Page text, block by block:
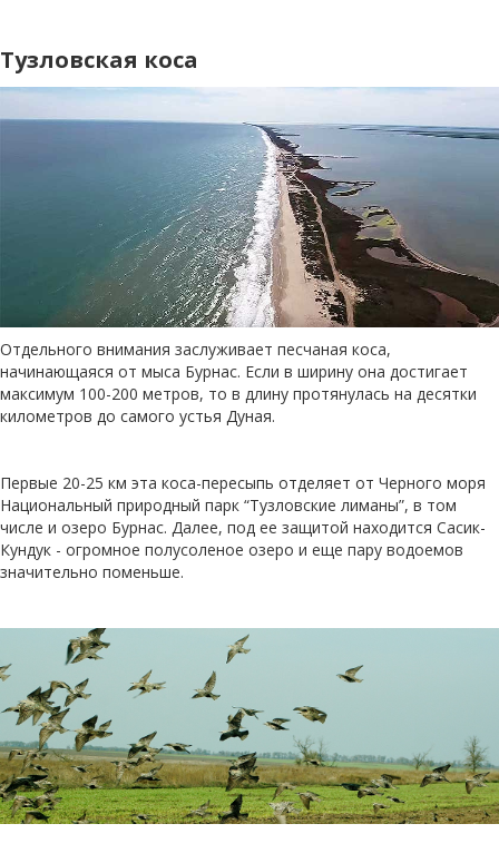
Тузловская коса
Отдельного внимания заслуживает песчаная коса,
начинающаяся от мыса Бурнас. Если в ширину она достигает
максимум 100-200 метров, то в длину протянулась на десятки
километров до самого устья Дуная.
Первые 20-25 км эта коса-пересыпь отделяет от Черного моря
Национальный природный парк “Тузловские лиманы”, в том
числе и озеро Бурнас. Далее, под ее защитой находится Сасик-
Кундук - огромное полусоленое озеро и еще пару водоемов
значительно поменьше.